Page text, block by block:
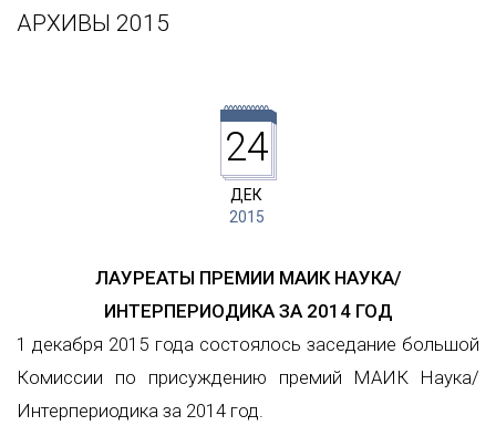
АРХИВЫ 2015
24
ДЕК
2015
ЛАУРЕАТЫ ПРЕМИИ МАИК НАУКА/
ИНТЕРПЕРИОДИКА ЗА 2014 ГОД
1 декабря 2015 года состоялось заседание большой
Комиссии по присуждению премий МАИК Наука/
Интерпериодика за 2014 год.